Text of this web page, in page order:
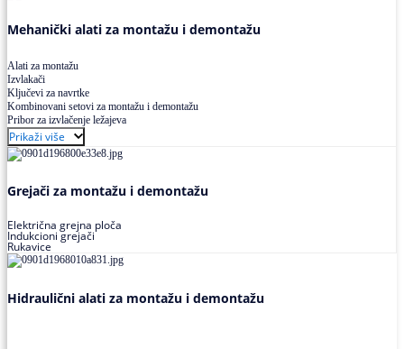
Mehanički alati za montažu i demontažu
Alati za montažu
Izvlakači
Ključevi za navrtke
Kombinovani setovi za montažu i demontažu
Pribor za izvlačenje ležajeva
Prikaži više
Grejači za montažu i demontažu
Električna grejna ploča
Indukcioni grejači
Rukavice
Hidraulični alati za montažu i demontažu